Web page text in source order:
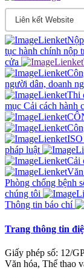
tục hành chính nộp
cửa
người dân, doanh
Thi
mục Cải cách hành
pháp luật
Cải
Phòng chống bệnh
chúng tôi
Thông tin báo chí
Trang thông tin
Giấy phép số: 12/
Văn hóa, Thể thao